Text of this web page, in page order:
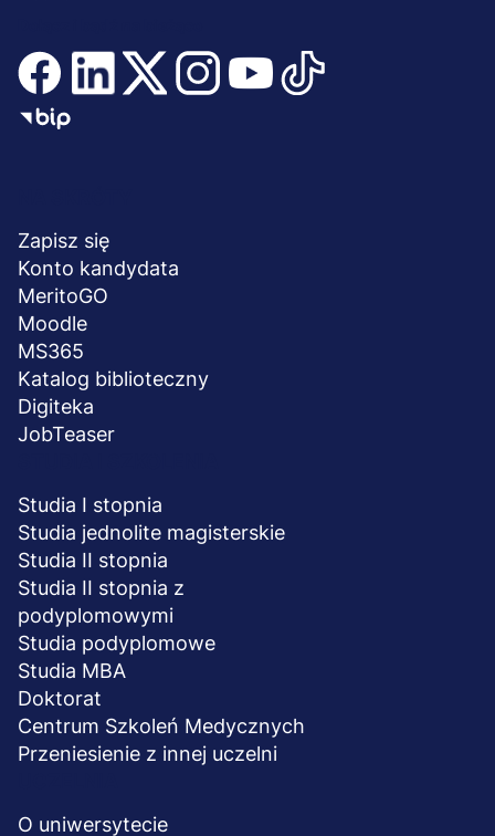
stopka
Zapisz się
Konto kandydata
MeritoGO
Moodle
MS365
Katalog biblioteczny
Digiteka
JobTeaser
Studia I stopnia
Studia jednolite magisterskie
Studia II stopnia
Studia II stopnia z
podyplomowymi
Studia podyplomowe
Studia MBA
Doktorat
Centrum Szkoleń Medycznych
Przeniesienie z innej uczelni
O uniwersytecie